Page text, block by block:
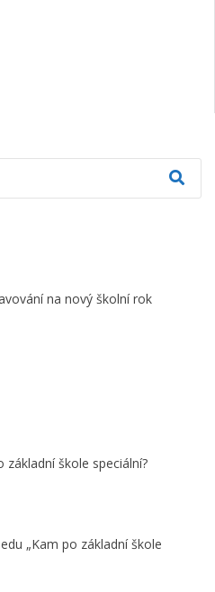
na nový školní rok
základní škole speciální?
„Kam po základní škole